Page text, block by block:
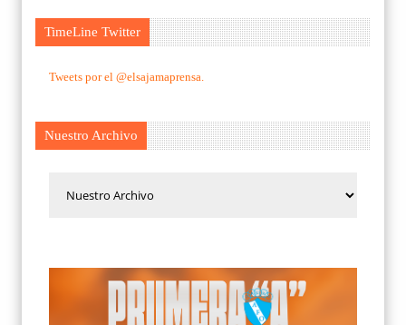
TimeLine Twitter
Tweets por el @elsajamaprensa.
Nuestro Archivo